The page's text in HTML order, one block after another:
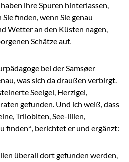
ihre Spuren hinterlassen,
finden, wenn Sie genau
Wetter an den Küsten nagen,
Schätze auf.
bei der Samsøer
was sich da draußen verbirgt.
Seeigel, Herzigel,
gefunden. Und ich weiß, dass
Trilobiten, See-lilien,
finden“, berichtet er und ergänzt:
überall dort gefunden werden,